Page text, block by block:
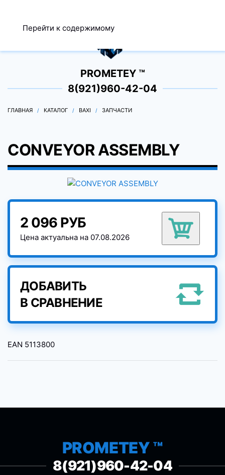
Перейти к содержимому
0
PROMETEY ™
8(921)960-42-04
ГЛАВНАЯ КАТАЛОГ BAXI ЗАПЧАСТИ
CONVEYOR ASSEMBLY
2 096 РУБ
Цена актуальна на 07.08.2026
ДОБАВИТЬ
В СРАВНЕНИЕ
EAN 5113800
PROMETEY ™
8(921)960-42-04